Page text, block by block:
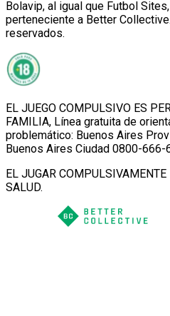
Bolavip, al igual que Futbol
perteneciente a Better
reservados.
EL JUEGO COMPULSIVO ES
FAMILIA, Línea gratuita de
problemático: Buenos Aires
Buenos Aires Ciudad 0800-666-
EL JUGAR
SALUD.